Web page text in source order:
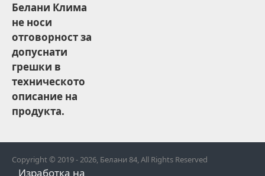
Белани Клима
не носи
отговорност за
допуснати
грешки в
техническото
описание на
продукта.
Copyright © 2019 - 2026, Белани 84, All Rights Reserved
Изработка на